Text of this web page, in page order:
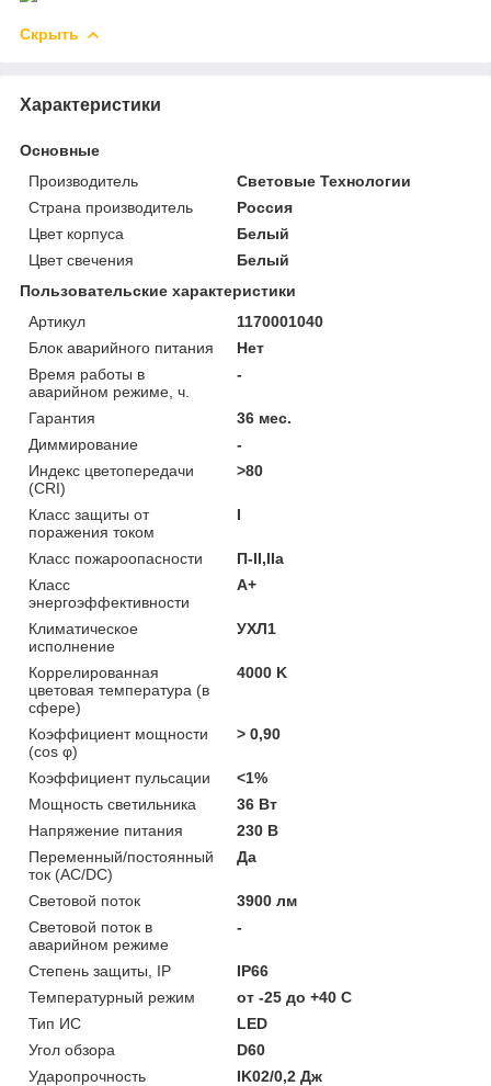
Скрыть
Характеристики
Основные
Производитель
Световые Технологии
Страна производитель
Россия
Цвет корпуса
Белый
Цвет свечения
Белый
Пользовательские характеристики
Артикул
1170001040
Блок аварийного питания
Нет
Время работы в
аварийном режиме, ч.
-
Гарантия
36 мес.
Диммирование
-
Индекс цветопередачи
(CRI)
>80
Класс защиты от
поражения током
I
Класс пожароопасности
П-II,IIа
Класс
энергоэффективности
A+
Климатическое
исполнение
УХЛ1
Коррелированная
цветовая температура (в
сфере)
4000 K
Коэффициент мощности
(cos φ)
> 0,90
Коэффициент пульсации
<1%
Мощность светильника
36 Вт
Напряжение питания
230 В
Переменный/постоянный
ток (AC/DC)
Да
Световой поток
3900 лм
Световой поток в
аварийном режиме
-
Степень защиты, IP
IP66
Температурный режим
от -25 до +40 C
Тип ИС
LED
Угол обзора
D60
Ударопрочность
IK02/0,2 Дж